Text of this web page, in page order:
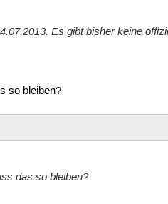
Es gibt bisher keine
so bleiben?
das so bleiben?